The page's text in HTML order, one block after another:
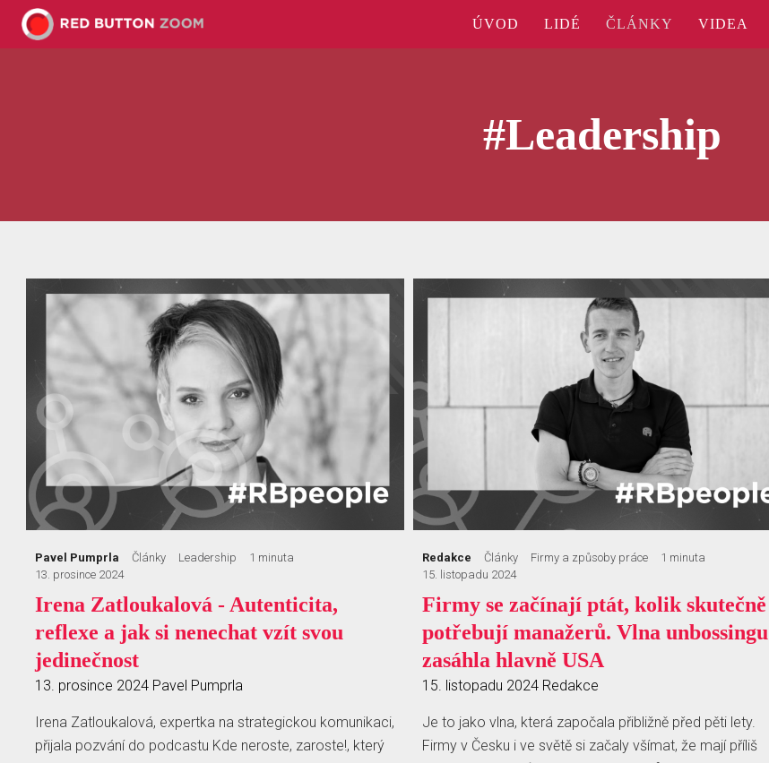
ÚVOD LIDÉ ČLÁNKY VIDEA
#Leadership
Pavel Pumprla Články Leadership
1 minuta
13. prosince 2024
Irena Zatloukalová - Autenticita,
reflexe a jak si nenechat vzít svou
jedinečnost
13. prosince 2024 Pavel Pumprla
Irena Zatloukalová, expertka na strategickou komunikaci,
přijala pozvání do podcastu Kde neroste, zaroste!, který
Redakce Články Firmy a způsoby práce
1 minuta
15. listopadu 2024
Firmy se začínají ptát, kolik skutečně
potřebují manažerů. Vlna unbossingu
zasáhla hlavně USA
15. listopadu 2024 Redakce
Je to jako vlna, která započala přibližně před pěti lety.
Firmy v Česku i ve světě si začaly všímat, že mají příliš